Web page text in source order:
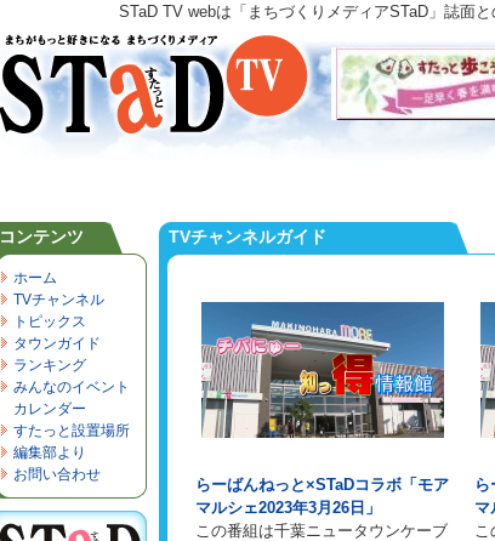
STaD TV webは「まちづくりメディアSTaD」誌面
TVチャンネルガイド
らーばんねっと×STaDコラボ「モア
マルシェ2023年3月26日」
この番組は千葉ニュータウンケーブ
マ
こ
コンテンツ
ホーム
TVチャンネル
トピックス
タウンガイド
ランキング
みんなのイベント
カレンダー
すたっと設置場所
編集部より
お問い合わせ